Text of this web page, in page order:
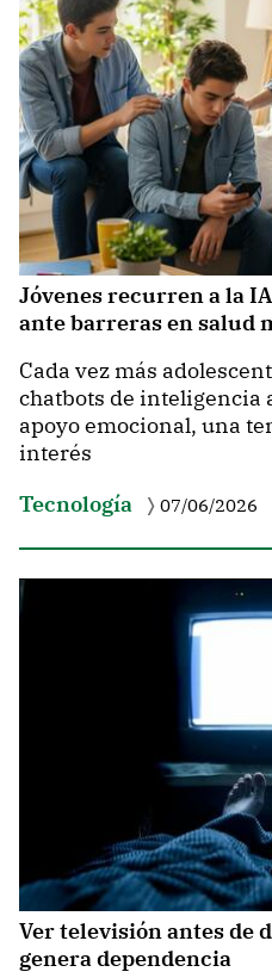
Jóvenes recurren a la
ante barreras en salud
Cada vez más
chatbots de inteligencia
apoyo emocional, una
interés
Tecnología
07/06/2026
Ver televisión antes de
genera dependencia